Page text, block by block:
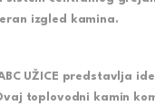
izgled kamina.
UŽICE predstavlja
toplovodni kamin